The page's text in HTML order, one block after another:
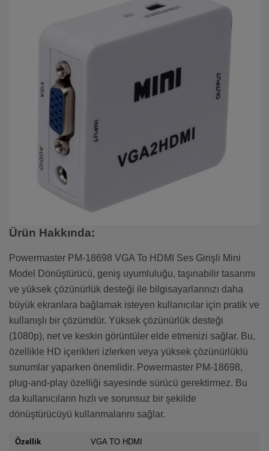
Ürün Hakkında:
Powermaster PM-18698 VGA To HDMI Ses Girişli Mini
Model Dönüştürücü, geniş uyumluluğu, taşınabilir tasarımı
ve yüksek çözünürlük desteği ile bilgisayarlarınızı daha
büyük ekranlara bağlamak isteyen kullanıcılar için pratik ve
kullanışlı bir çözümdür. Yüksek çözünürlük desteği
(1080p), net ve keskin görüntüler elde etmenizi sağlar. Bu,
özellikle HD içerikleri izlerken veya yüksek çözünürlüklü
sunumlar yaparken önemlidir. Powermaster PM-18698,
plug-and-play özelliği sayesinde sürücü gerektirmez. Bu
da kullanıcıların hızlı ve sorunsuz bir şekilde
dönüştürücüyü kullanmalarını sağlar.
Özellik VGA TO HDMI